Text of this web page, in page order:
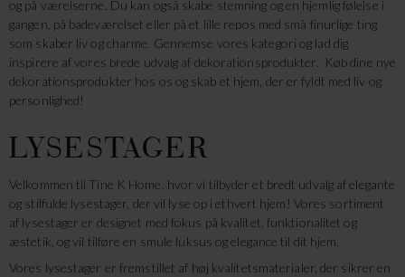
og på værelserne. Du kan også skabe stemning og en hjemlig følelse i
gangen, på badeværelset eller på et lille repos med små finurlige ting
som skaber liv og charme. Gennemse vores kategori og lad dig
inspirere af vores brede udvalg af dekorationsprodukter. Køb dine nye
dekorationsprodukter hos os og skab et hjem, der er fyldt med liv og
personlighed!
LYSESTAGER
Velkommen til Tine K Home, hvor vi tilbyder et bredt udvalg af elegante
og stilfulde lysestager, der vil lyse op i ethvert hjem! Vores sortiment
af lysestager er designet med fokus på kvalitet, funktionalitet og
æstetik, og vil tilføre en smule luksus og elegance til dit hjem.
Vores lysestager er fremstillet af høj kvalitetsmaterialer, der sikrer en